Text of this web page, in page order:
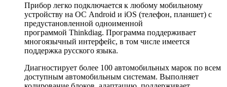
Прибор легко подключается к любому мобильному
устройству на ОС Android и iOS (телефон, планшет) с
предустановленной одноименной
программой Thinkdiag. Программа поддерживает
многоязычный интерфейс, в том числе имеется
поддержка русского языка.
Диагностирует более 100 автомобильных марок по всем
доступным автомобильным системам. Выполняет